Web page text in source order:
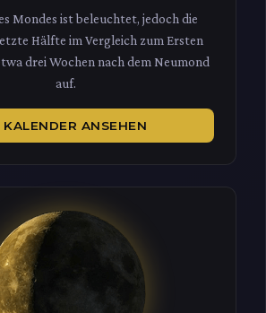
Mondes ist beleuchtet, jedoch die
Hälfte im Vergleich zum Ersten
drei Wochen nach dem Neumond
auf.
KALENDER ANSEHEN